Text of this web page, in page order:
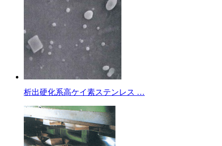
析出硬化系高ケイ素ステンレス …